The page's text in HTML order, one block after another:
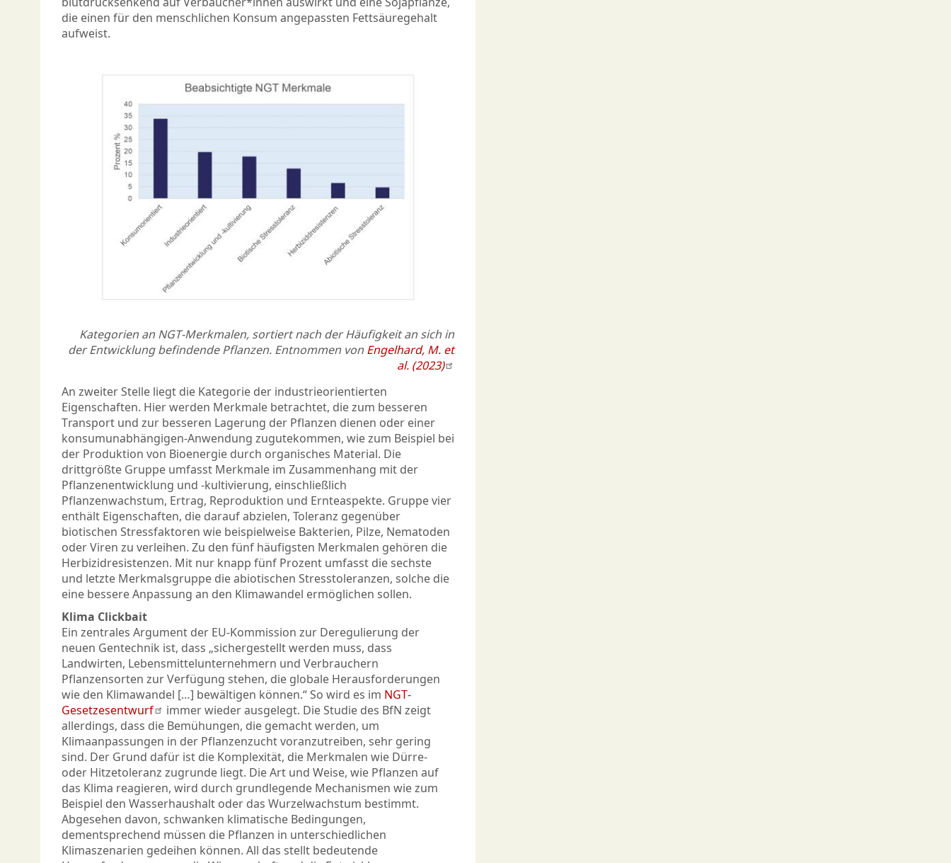
die einen für den menschlichen Konsum angepassten Fettsäuregehalt
aufweist.
Kategorien an NGT-Merkmalen, sortiert nach der Häufigkeit an sich in
der Entwicklung befindende Pflanzen. Entnommen von Engelhard, M. et
al. (2023)
An zweiter Stelle liegt die Kategorie der industrieorientierten
Eigenschaften. Hier werden Merkmale betrachtet, die zum besseren
Transport und zur besseren Lagerung der Pflanzen dienen oder einer
konsumunabhängigen-Anwendung zugutekommen, wie zum Beispiel bei
der Produktion von Bioenergie durch organisches Material. Die
drittgrößte Gruppe umfasst Merkmale im Zusammenhang mit der
Pflanzenentwicklung und -kultivierung, einschließlich
Pflanzenwachstum, Ertrag, Reproduktion und Ernteaspekte. Gruppe vier
enthält Eigenschaften, die darauf abzielen, Toleranz gegenüber
biotischen Stressfaktoren wie beispielweise Bakterien, Pilze, Nematoden
oder Viren zu verleihen. Zu den fünf häufigsten Merkmalen gehören die
Herbizidresistenzen. Mit nur knapp fünf Prozent umfasst die sechste
und letzte Merkmalsgruppe die abiotischen Stresstoleranzen, solche die
eine bessere Anpassung an den Klimawandel ermöglichen sollen.
Klima Clickbait
Ein zentrales Argument der EU-Kommission zur Deregulierung der
neuen Gentechnik ist, dass „sichergestellt werden muss, dass
Landwirten, Lebensmittelunternehmern und Verbrauchern
Pflanzensorten zur Verfügung stehen, die globale Herausforderungen
wie den Klimawandel […] bewältigen können.“ So wird es im NGT-
Gesetzesentwurf
immer wieder ausgelegt. Die Studie des BfN zeigt
allerdings, dass die Bemühungen, die gemacht werden, um
Klimaanpassungen in der Pflanzenzucht voranzutreiben, sehr gering
sind. Der Grund dafür ist die Komplexität, die Merkmalen wie Dürre-
oder Hitzetoleranz zugrunde liegt. Die Art und Weise, wie Pflanzen auf
das Klima reagieren, wird durch grundlegende Mechanismen wie zum
Beispiel den Wasserhaushalt oder das Wurzelwachstum bestimmt.
Abgesehen davon, schwanken klimatische Bedingungen,
dementsprechend müssen die Pflanzen in unterschiedlichen
Klimaszenarien gedeihen können. All das stellt bedeutende